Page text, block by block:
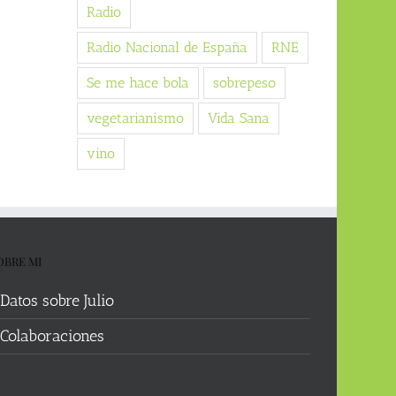
Radio
Radio Nacional de España RNE
Se me hace bola sobrepeso
vegetarianismo Vida Sana
vino
MI
Datos sobre Julio
Colaboraciones